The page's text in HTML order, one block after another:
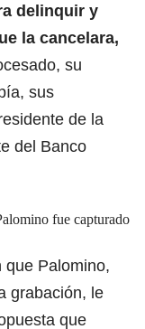
delinquir y
la cancelara,
su
sus
de la
del Banco
fue capturado
que Palomino,
grabación, le
que